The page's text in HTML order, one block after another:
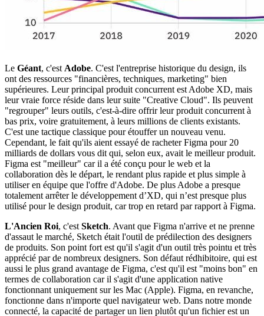
Le Géant, c'est Adobe. C'est l'entreprise historique du design, ils
ont des ressources "financières, techniques, marketing" bien
supérieures. Leur principal produit concurrent est Adobe XD, mais
leur vraie force réside dans leur suite "Creative Cloud". Ils peuvent
"regrouper" leurs outils, c'est-à-dire offrir leur produit concurrent à
bas prix, voire gratuitement, à leurs millions de clients existants.
C'est une tactique classique pour étouffer un nouveau venu.
Cependant, le fait qu'ils aient essayé de racheter Figma pour 20
milliards de dollars vous dit qui, selon eux, avait le meilleur produit.
Figma est "meilleur" car il a été conçu pour le web et la
collaboration dès le départ, le rendant plus rapide et plus simple à
utiliser en équipe que l'offre d'Adobe. De plus Adobe a presque
totalement arrêter le développement d’XD, qui n’est presque plus
utilisé pour le design produit, car trop en retard par rapport à Figma.
L'Ancien Roi, c'est Sketch. Avant que Figma n'arrive et ne prenne
d'assaut le marché, Sketch était l'outil de prédilection des designers
de produits. Son point fort est qu'il s'agit d'un outil très pointu et très
apprécié par de nombreux designers. Son défaut rédhibitoire, qui est
aussi le plus grand avantage de Figma, c'est qu'il est "moins bon" en
termes de collaboration car il s'agit d'une application native
fonctionnant uniquement sur les Mac (Apple). Figma, en revanche,
fonctionne dans n'importe quel navigateur web. Dans notre monde
connecté, la capacité de partager un lien plutôt qu'un fichier est un